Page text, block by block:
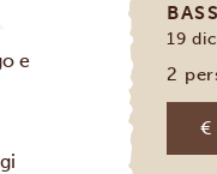
e
19
2
€